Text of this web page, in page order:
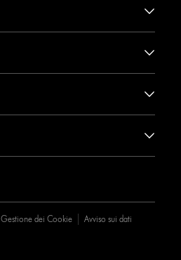
Gestione dei Cookie Avviso sui dati